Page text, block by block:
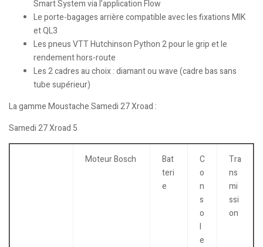
Smart System via l’application Flow
Le porte-bagages arrière compatible avec les fixations MIK
et QL3
Les pneus VTT Hutchinson Python 2 pour le grip et le
rendement hors-route
Les 2 cadres au choix : diamant ou wave (cadre bas sans
tube supérieur)
La gamme Moustache Samedi 27 Xroad :
Samedi 27 Xroad 5
Moteur Bosch
Bat
teri
e
C
o
n
s
o
l
e
Tra
ns
mi
ssi
on